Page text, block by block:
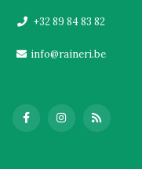
+32 89 84 83 82
info@raineri.be